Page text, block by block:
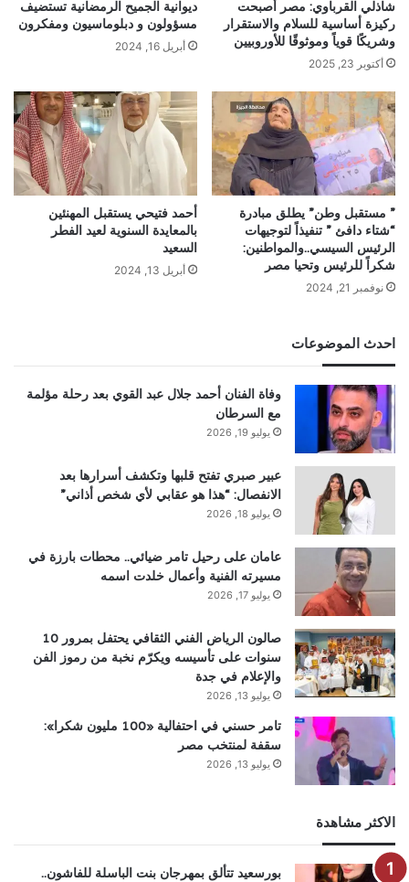
شاذلي القرباوي: مصر أصبحت
ركيزة أساسية للسلام والاستقرار
وشريكًا قوياً وموثوقًا للأوروبيين
أكتوبر 23, 2025
ديوانية الجميح الرمضانية تستضيف
مسؤولون و دبلوماسيون ومفكرون
أبريل 16, 2024
” مستقبل وطن” يطلق مبادرة
“شتاء دافئ ” تنفيذاً لتوجيهات
الرئيس السيسي..والمواطنين:
شكراً للرئيس وتحيا مصر
نوفمبر 21, 2024
أحمد فتيحي يستقبل المهنئين
بالمعايدة السنوية لعيد الفطر
السعيد
أبريل 13, 2024
احدث الموضوعات
وفاة الفنان أحمد جلال عبد القوي بعد رحلة مؤلمة
مع السرطان
يوليو 19, 2026
عبير صبري تفتح قلبها وتكشف أسرارها بعد
الانفصال: “هذا هو عقابي لأي شخص أذاني”
يوليو 18, 2026
عامان على رحيل تامر ضيائي.. محطات بارزة في
مسيرته الفنية وأعمال خلدت اسمه
يوليو 17, 2026
صالون الرياض الفني الثقافي يحتفل بمرور 10
سنوات على تأسيسه ويكرّم نخبة من رموز الفن
والإعلام في جدة
يوليو 13, 2026
تامر حسني في احتفالية «100 مليون شكرا»:
سقفة لمنتخب مصر
يوليو 13, 2026
الاكثر مشاهدة
بورسعيد تتألق بمهرجان بنت الباسلة للفاشون..